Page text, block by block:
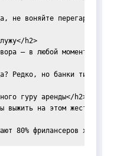
не воняйте перегаром.
h2>
– в любой момент.
Редко, но банки типа
гуру аренды</h2>
выжить на этом жестоком